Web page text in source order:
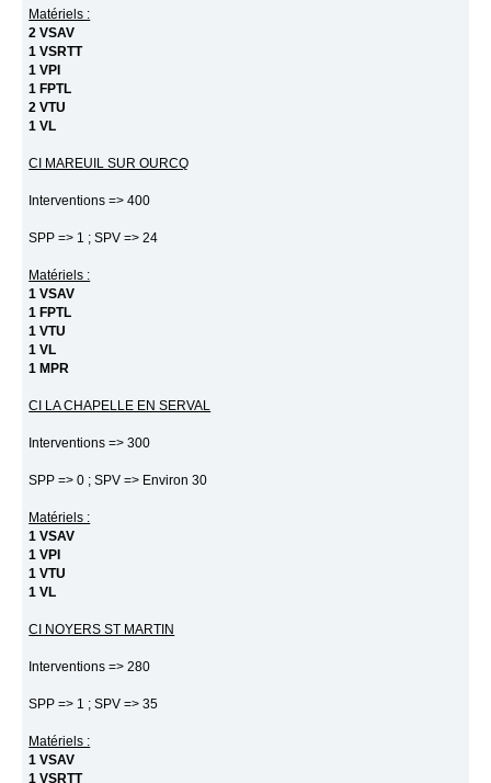
Matériels :
2 VSAV
1 VSRTT
1 VPI
1 FPTL
2 VTU
1 VL
CI MAREUIL SUR OURCQ
Interventions => 400
SPP => 1 ; SPV => 24
Matériels :
1 VSAV
1 FPTL
1 VTU
1 VL
1 MPR
CI LA CHAPELLE EN SERVAL
Interventions => 300
SPP => 0 ; SPV => Environ 30
Matériels :
1 VSAV
1 VPI
1 VTU
1 VL
CI NOYERS ST MARTIN
Interventions => 280
SPP => 1 ; SPV => 35
Matériels :
1 VSAV
1 VSRTT